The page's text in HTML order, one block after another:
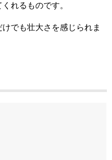
れるものです。
でも壮大さを感じられま